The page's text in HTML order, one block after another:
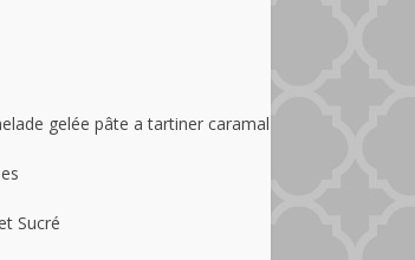
gelée pâte a tartiner caramal
Sucré